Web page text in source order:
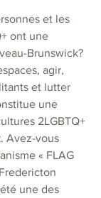
et les
ont une
Brunswick?
agir,
et lutter
une
2LGBTQ+
Avez-vous
« FLAG
une des